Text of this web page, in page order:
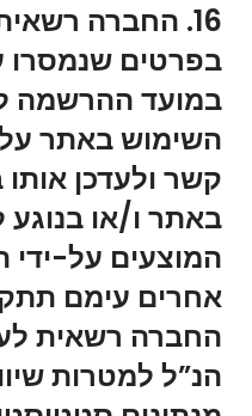
16. החברה
בפרטים
במועד ההרשמה
השימוש באתר על
קשר ולעדכן
באתר ו/או בנוגע
המוצעים על-ידי
אחרים עימם
החברה רשאית
הנ”ל למטרות